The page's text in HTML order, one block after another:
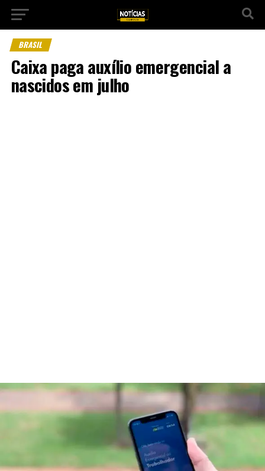
BRASIL
Caixa paga auxílio emergencial a
nascidos em julho